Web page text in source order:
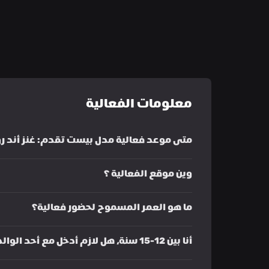
معلومات الفعالية
متى موعد فعالية مدل بيست تقدم: غنز أند
وين موقع الفعالية ؟
ما هو العمر المسموح لحضور فعالية؟
أنا بين 12-15 سنة، هل لازم أدخل مع أحد الوالدين أو ولي أمر؟